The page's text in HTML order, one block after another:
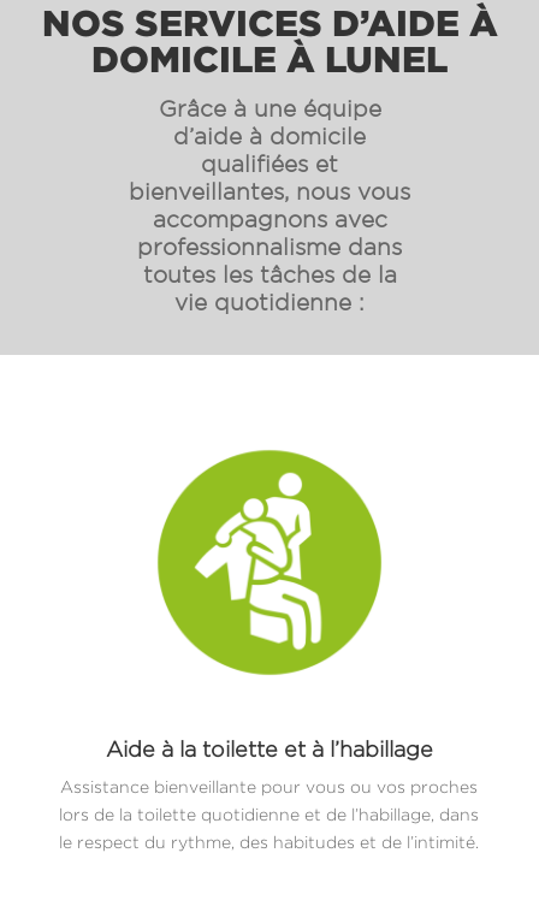
NOS SERVICES D’AIDE À
DOMICILE À LUNEL
Grâce à une équipe
d’aide à domicile
qualifiées et
bienveillantes, nous vous
accompagnons avec
professionnalisme dans
toutes les tâches de la
vie quotidienne :
Aide à la toilette et à l’habillage
Assistance bienveillante pour vous ou vos proches
lors de la toilette quotidienne et de l’habillage, dans
le respect du rythme, des habitudes et de l’intimité.